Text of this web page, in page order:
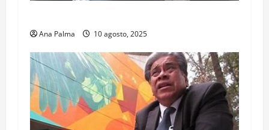
Ana Palma 10 agosto, 2025